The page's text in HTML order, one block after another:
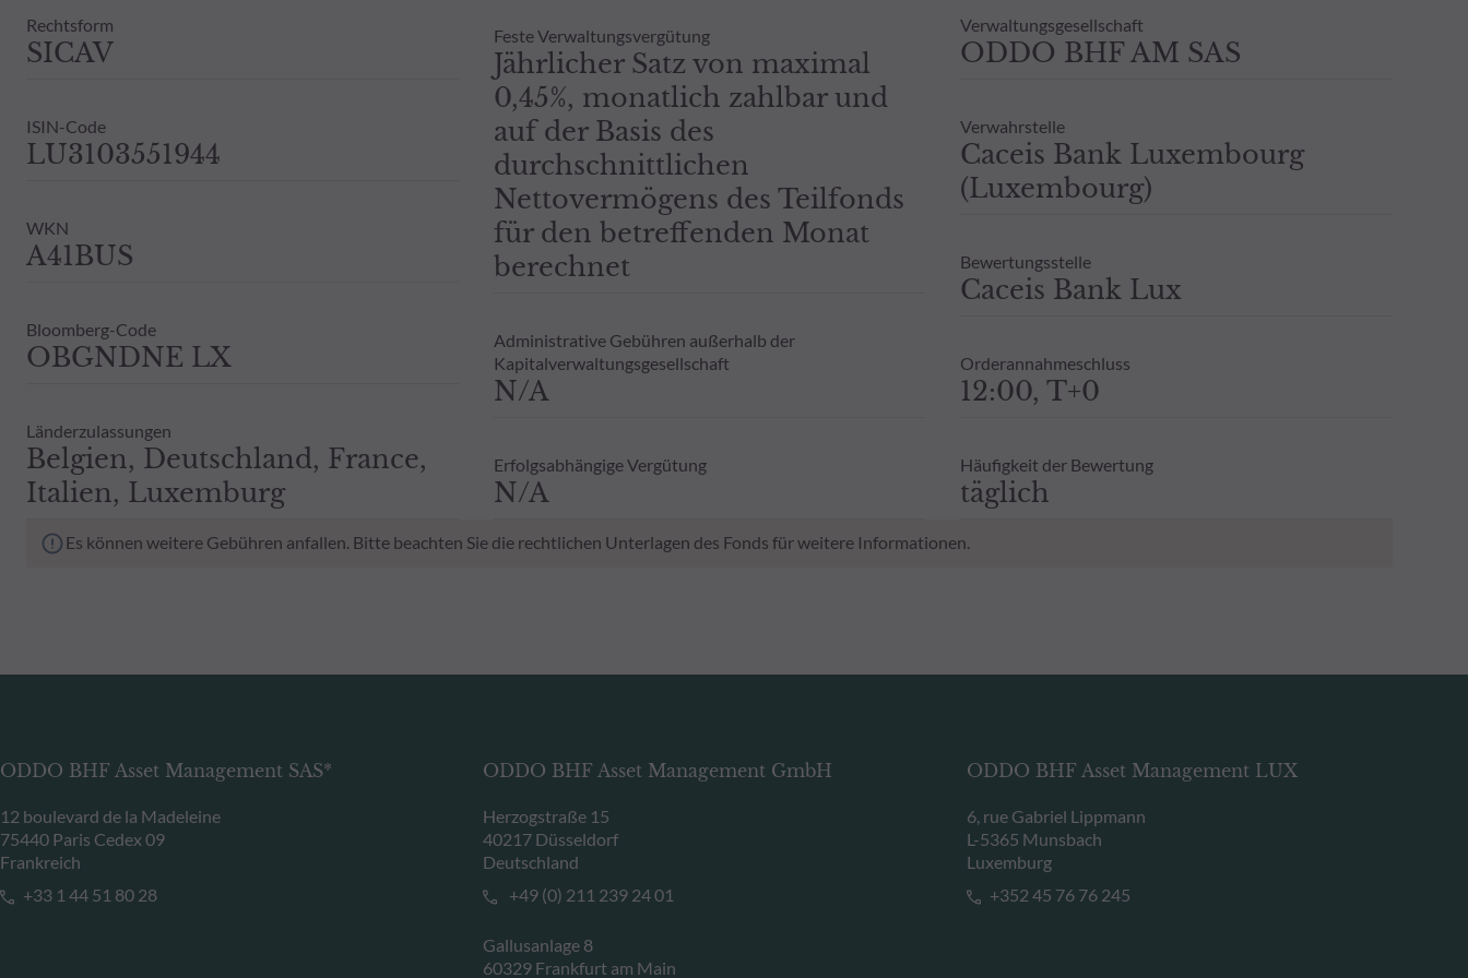
Rechtsform
SICAV
ISIN-Code
LU3103551944
WKN
A41BUS
Bloomberg-Code
OBGNDNE LX
Länderzulassungen
Belgien, Deutschland, France,
Italien, Luxemburg
Feste Verwaltungsvergütung
Jährlicher Satz von maximal
0,45%, monatlich zahlbar und
auf der Basis des
durchschnittlichen
Nettovermögens des Teilfonds
für den betreffenden Monat
berechnet
Administrative Gebühren außerhalb der
Kapitalverwaltungsgesellschaft
N/A
Erfolgsabhängige Vergütung
N/A
Verwaltungsgesellschaft
ODDO BHF AM SAS
Verwahrstelle
Caceis Bank Luxembourg
(Luxembourg)
Bewertungsstelle
Caceis Bank Lux
Orderannahmeschluss
12:00, T+0
Häufigkeit der Bewertung
täglich
Es können weitere Gebühren anfallen. Bitte beachten Sie die rechtlichen Unterlagen des Fonds für weitere Informationen.
ODDO BHF Asset Management SAS*
12 boulevard de la Madeleine
75440 Paris Cedex 09
Frankreich
+33 1 44 51 80 28
ODDO BHF Asset Management GmbH
Herzogstraße 15
40217 Düsseldorf
Deutschland
+49 (0) 211 239 24 01
Gallusanlage 8
60329 Frankfurt am Main
ODDO BHF Asset Management LUX
6, rue Gabriel Lippmann
L-5365 Munsbach
Luxemburg
+352 45 76 76 245
Vergangenheit darf nicht als Hinweis oder Garantie für die zukünftige Wertentwicklung angesehen werden, und es wird keine -
ausdrückliche oder stillschweigende - Zusicherung oder Gewährleistung einer zukünftigen Wertentwicklung gegeben.